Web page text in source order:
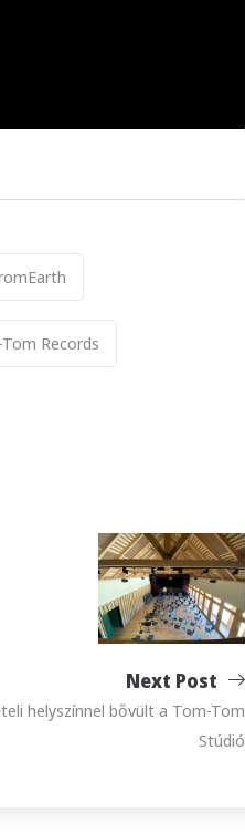
Records
Next Post
helyszínnel bővült a Tom-Tom
Stúdió